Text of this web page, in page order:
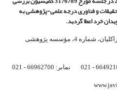
و فناوری درجه علمی‌-پژوهشیبه
خرد اعطا گردید.
آدرس : تهــران، خ نوفل لوشاتو، خ آراکلیان، شماره 4،‌ مؤسسه پژوهشی